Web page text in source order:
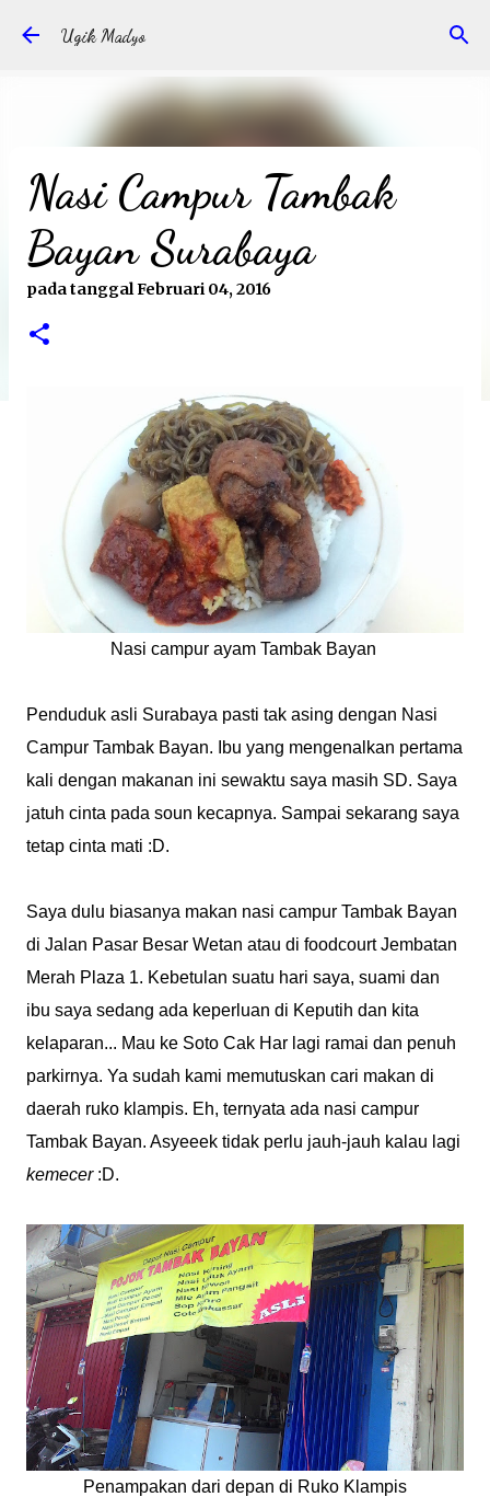
Langsung ke konten utama
Ugik Madyo
Nasi Campur Tambak
Bayan Surabaya
pada tanggalFebruari 04, 2016
Nasi campur ayam Tambak Bayan
Penduduk asli Surabaya pasti tak asing dengan Nasi
Campur Tambak Bayan. Ibu yang mengenalkan pertama
kali dengan makanan ini sewaktu saya masih SD. Saya
jatuh cinta pada soun kecapnya. Sampai sekarang saya
tetap cinta mati :D.
Saya dulu biasanya makan nasi campur Tambak Bayan
di Jalan Pasar Besar Wetan atau di foodcourt Jembatan
Merah Plaza 1. Kebetulan suatu hari saya, suami dan
ibu saya sedang ada keperluan di Keputih dan kita
kelaparan... Mau ke Soto Cak Har lagi ramai dan penuh
parkirnya. Ya sudah kami memutuskan cari makan di
daerah ruko klampis. Eh, ternyata ada nasi campur
Tambak Bayan. Asyeeek tidak perlu jauh-jauh kalau lagi
kemecer:D.
Penampakan dari depan di Ruko Klampis